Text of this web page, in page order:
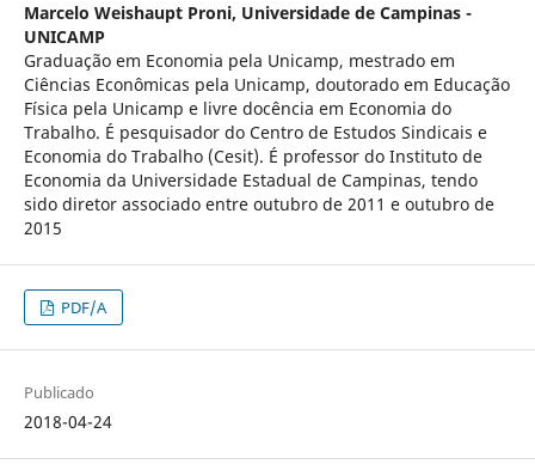
Marcelo Weishaupt Proni, Universidade de Campinas -
UNICAMP
Graduação em Economia pela Unicamp, mestrado em
Ciências Econômicas pela Unicamp, doutorado em Educação
Física pela Unicamp e livre docência em Economia do
Trabalho. É pesquisador do Centro de Estudos Sindicais e
Economia do Trabalho (Cesit). É professor do Instituto de
Economia da Universidade Estadual de Campinas, tendo
sido diretor associado entre outubro de 2011 e outubro de
2015
PDF/A
Publicado
2018-04-24